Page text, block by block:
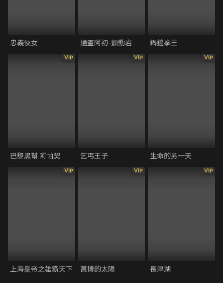
忠義俠女 通靈阿初-顫動岩 鍋鏟拳王
VIP
巴黎黑幫 阿帕契
VIP
乞丐王子
VIP
生命的另一天
VIP
上海皇帝之雄霸天下
VIP
萬博的太陽
VIP
長津湖